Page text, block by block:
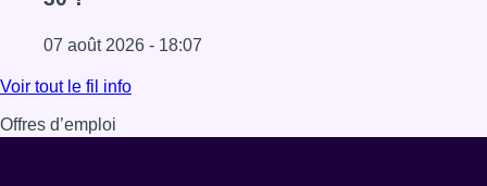
07 août 2026 - 18:07
Lire l'article Les Bruxellois respectent mieux les zones 30
Voir tout le fil info
Offres d’emploi